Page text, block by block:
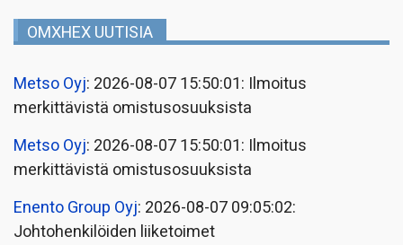
OMXHEX UUTISIA
Metso Oyj: 2026-08-07 15:50:01: Ilmoitus
merkittävistä omistusosuuksista
Metso Oyj: 2026-08-07 15:50:01: Ilmoitus
merkittävistä omistusosuuksista
Enento Group Oyj: 2026-08-07 09:05:02:
Johtohenkilöiden liiketoimet